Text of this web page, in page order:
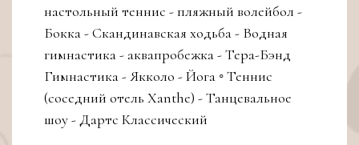
настольный теннис - пляжный волейбол -
Бокка - Скандинавская ходьба - Водная
гимнастика - аквапробежка - Тера-Бэнд
Гимнастика - Якколо - Йога ◦ Теннис
(соседний отель Xanthe) - Танцевальное
шоу - Дартс Классический